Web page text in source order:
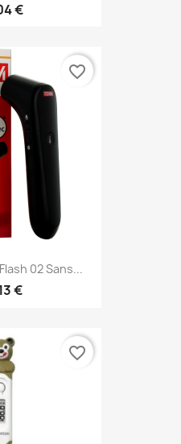
€
02 Sans...
€
favorite_border
favorite_border